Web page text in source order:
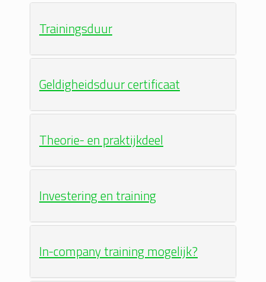
Trainingsduur
Geldigheidsduur certificaat
Theorie- en praktijkdeel
Investering en training
In-company training mogelijk?